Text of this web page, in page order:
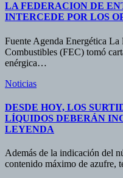
LA FEDERACION DE
INTERCEDE POR LOS
Fuente Agenda Energética La
Combustibles (FEC) tomó
enérgica…
Noticias
DESDE HOY, LOS
LÍQUIDOS DEBERÁN
LEYENDA
Además de la indicación del
contenido máximo de azufre,